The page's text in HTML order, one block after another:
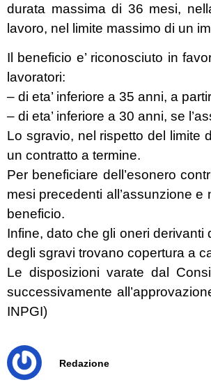
durata massima di 36 mesi,
lavoro, nel limite massimo di un
Il beneficio e’ riconosciuto in
lavoratori:
– di eta’ inferiore a 35 anni, a
– di eta’ inferiore a 30 anni, se
Lo sgravio, nel rispetto del limite
un contratto a termine.
Per beneficiare dell’esonero
mesi precedenti all’assunzione
beneficio.
Infine, dato che gli oneri
degli sgravi trovano copertura a
Le disposizioni varate dal
successivamente
INPGI)
Redazione